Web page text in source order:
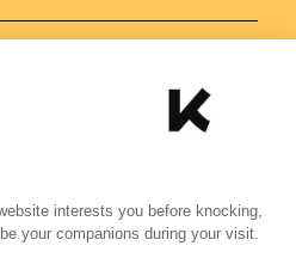
-15% ?
€ avec K+
interests you before knocking,
your companions during your visit.